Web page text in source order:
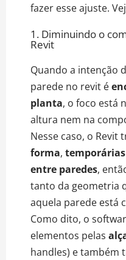
fazer esse ajuste.
1. Diminuindo o
Revit
Quando a intenção
parede no revit é
planta, o foco está
altura nem na
Nesse caso, o Revit
forma,
entre paredes,
tanto da geometria
aquela parede está
Como dito, o
elementos pelas
handles) e também